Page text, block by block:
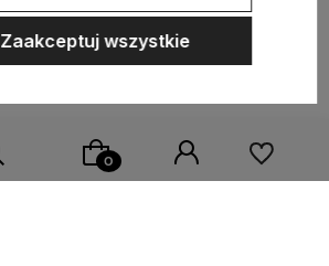
Zaakceptuj wszystkie